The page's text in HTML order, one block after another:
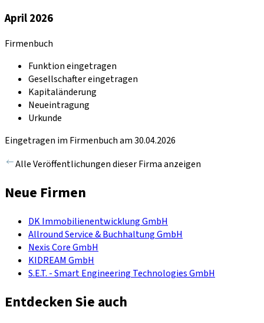
April 2026
Firmenbuch
Funktion eingetragen
Gesellschafter eingetragen
Kapitaländerung
Neueintragung
Urkunde
Eingetragen im Firmenbuch am 30.04.2026
Alle Veröffentlichungen dieser Firma anzeigen
Neue Firmen
DK Immobilienentwicklung GmbH
Allround Service & Buchhaltung GmbH
Nexis Core GmbH
KIDREAM GmbH
S.E.T. - Smart Engineering Technologies GmbH
Entdecken Sie auch